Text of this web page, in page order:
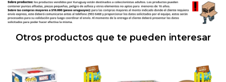
Otros productos que te pueden interesar